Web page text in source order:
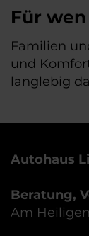
Für
Familien
und
langlebig
Autohaus
Beratung,
Am